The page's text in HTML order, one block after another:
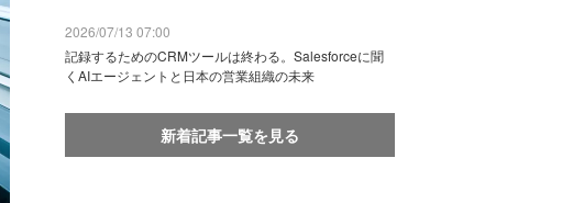
2026/07/13 07:00
記録するためのCRMツールは終わる。Salesforceに聞
くAIエージェントと日本の営業組織の未来
新着記事一覧を見る